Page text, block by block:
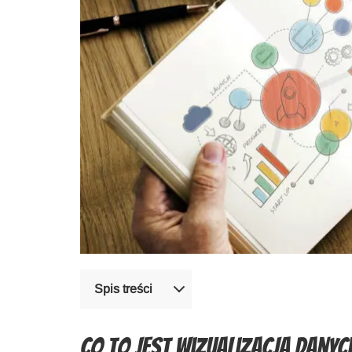
Spis treści